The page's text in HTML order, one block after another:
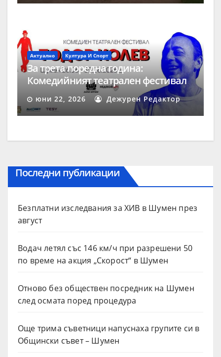
Актуално Култура И Спорт
За трета поредна година:
Комедийният театрален фестивал
„Тодор Колев“ събира звездите на
смеха в Шумен
юни 22, 2026 Дежурен Редактор
Последни публикации
Безплатни изследвания за ХИВ в Шумен през
август
Водач летял със 146 км/ч при разрешени 50
по време на акция „Скорост“ в Шумен
Отново без обществен посредник на Шумен
след осмата поред процедура
Още трима съветници напуснаха групите си в
Общински съвет – Шумен